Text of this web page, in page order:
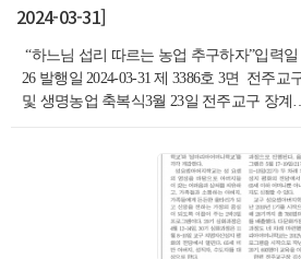
2024-03-31]
“하느님 섭리 따르는 농업 추구하자”입력일
26 발행일 2024-03-31 제 3386호 3면 전주
및 생명농업 축복식3월 23일 전주교구 장계